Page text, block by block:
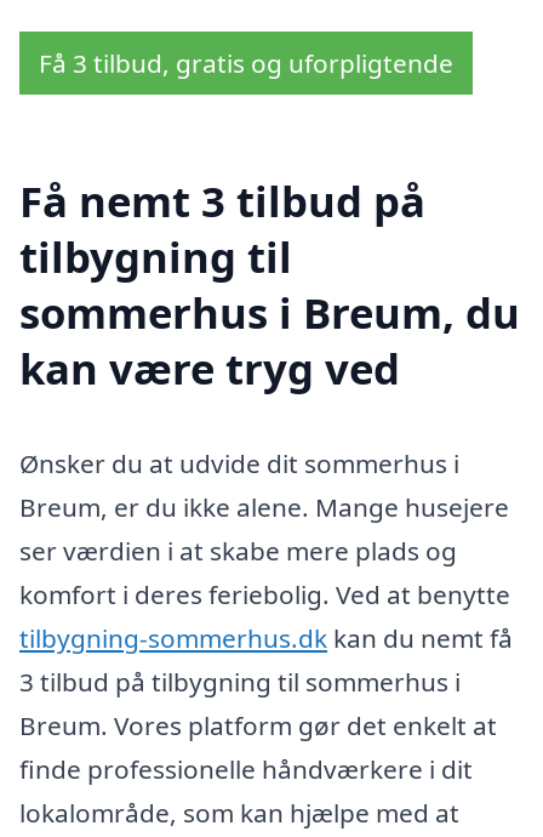
Få 3 tilbud, gratis og uforpligtende
Få nemt 3 tilbud på
tilbygning til
sommerhus i Breum, du
kan være tryg ved
Ønsker du at udvide dit sommerhus i
Breum, er du ikke alene. Mange husejere
ser værdien i at skabe mere plads og
komfort i deres feriebolig. Ved at benytte
tilbygning-sommerhus.dk kan du nemt få
3 tilbud på tilbygning til sommerhus i
Breum. Vores platform gør det enkelt at
finde professionelle håndværkere i dit
lokalområde, som kan hjælpe med at